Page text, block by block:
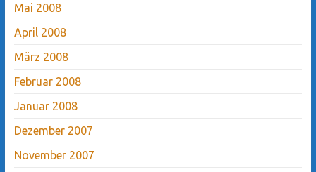
Mai 2008
April 2008
März 2008
Februar 2008
Januar 2008
Dezember 2007
November 2007